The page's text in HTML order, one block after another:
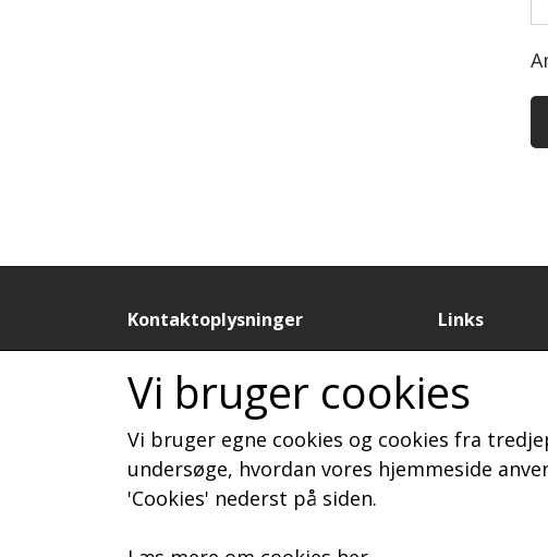
Kontaktoplysninger
Sandagervej 9B
9430 Vadum
Telefon: 20886788
CVR: 19815277
Links
Cookies
Fortrydelse
Kunde login
Om os
Vi bruger cookies
Vi bruger egne cookies og cookies fra
undersøge, hvordan vores hjemmeside
'Cookies' nederst på siden.